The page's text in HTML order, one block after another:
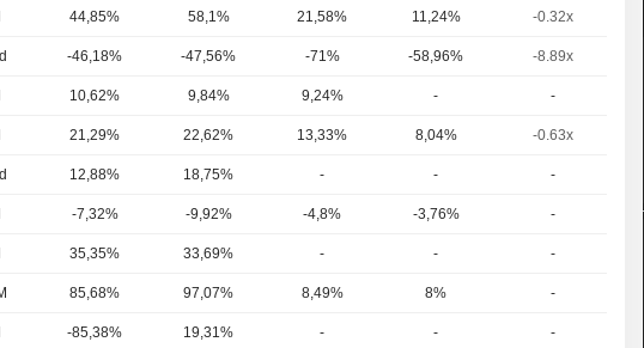
44,85% 58,1% 21,58% 11,24% -0.32x
-46,18% -47,56% -71% -58,96% -8.89x
10,62% 9,84% 9,24% - -
21,29% 22,62% 13,33% 8,04% -0.63x
12,88% 18,75% - - -
-7,32% -9,92% -4,8% -3,76% -
35,35% 33,69% - - -
85,68% 97,07% 8,49% 8% -
-85,38% 19,31% - - -